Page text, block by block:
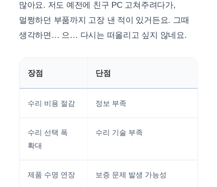
많아요. 저도 예전에 친구 PC 고쳐주려다가,
멀쩡하던 부품까지 고장 낸 적이 있거든요. 그때
생각하면… 으… 다시는 떠올리고 싶지 않네요.
장점 단점
수리 비용 절감 정보 부족
수리 선택 폭
확대
수리 기술 부족
제품 수명 연장 보증 문제 발생 가능성